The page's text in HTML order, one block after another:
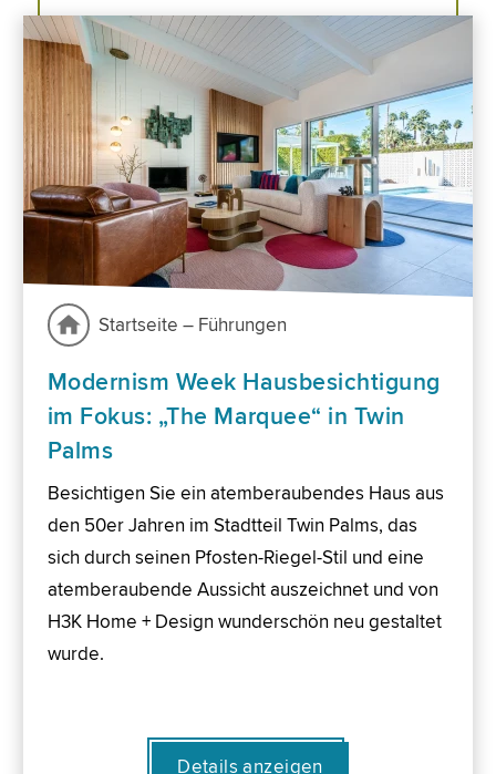
Startseite – Führungen
Modernism Week Hausbesichtigung
im Fokus: „The Marquee“ in Twin
Palms
Besichtigen Sie ein atemberaubendes Haus aus
den 50er Jahren im Stadtteil Twin Palms, das
sich durch seinen Pfosten-Riegel-Stil und eine
atemberaubende Aussicht auszeichnet und von
H3K Home + Design wunderschön neu gestaltet
wurde.
Details anzeigen